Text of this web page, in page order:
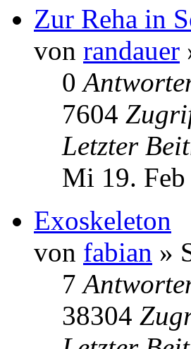
Zur Reha in
von randauer
0
7604
Letzter
Mi 19.
Exoskeleton
von fabian »
7
38304